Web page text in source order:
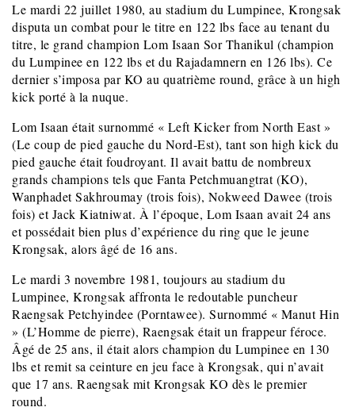
Le mardi 22 juillet 1980, au stadium du Lumpinee, Krongsak
disputa un combat pour le titre en 122 lbs face au tenant du
titre, le grand champion Lom Isaan Sor Thanikul (champion
du Lumpinee en 122 lbs et du Rajadamnern en 126 lbs). Ce
dernier s’imposa par KO au quatrième round, grâce à un high
kick porté à la nuque.
Lom Isaan était surnommé « Left Kicker from North East »
(Le coup de pied gauche du Nord-Est), tant son high kick du
pied gauche était foudroyant. Il avait battu de nombreux
grands champions tels que Fanta Petchmuangtrat (KO),
Wanphadet Sakhroumay (trois fois), Nokweed Dawee (trois
fois) et Jack Kiatniwat. À l’époque, Lom Isaan avait 24 ans
et possédait bien plus d’expérience du ring que le jeune
Krongsak, alors âgé de 16 ans.
Le mardi 3 novembre 1981, toujours au stadium du
Lumpinee, Krongsak affronta le redoutable puncheur
Raengsak Petchyindee (Porntawee). Surnommé « Manut Hin
» (L’Homme de pierre), Raengsak était un frappeur féroce.
Âgé de 25 ans, il était alors champion du Lumpinee en 130
lbs et remit sa ceinture en jeu face à Krongsak, qui n’avait
que 17 ans. Raengsak mit Krongsak KO dès le premier
round.